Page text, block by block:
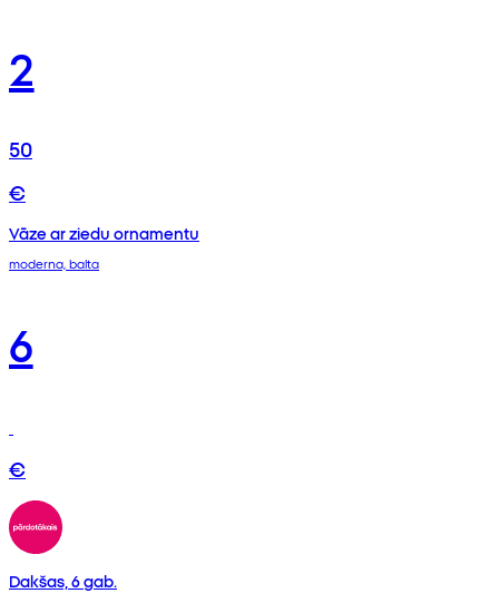
2
50
€
Vāze ar ziedu ornamentu
moderna, balta
6
€
Dakšas, 6 gab.